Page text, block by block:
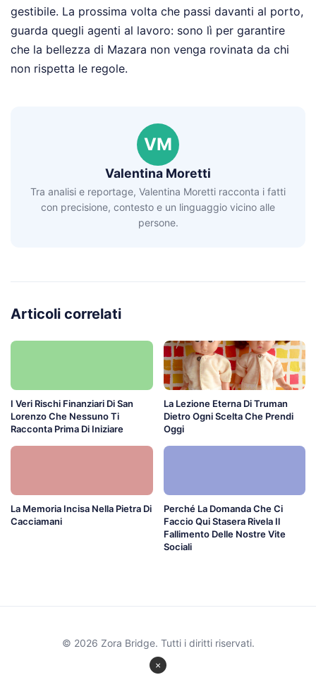
gestibile. La prossima volta che passi davanti al porto,
guarda quegli agenti al lavoro: sono lì per garantire
che la bellezza di Mazara non venga rovinata da chi
non rispetta le regole.
VM
Valentina Moretti
Tra analisi e reportage, Valentina Moretti racconta i fatti
con precisione, contesto e un linguaggio vicino alle
persone.
Articoli correlati
I Veri Rischi Finanziari Di San
Lorenzo Che Nessuno Ti
Racconta Prima Di Iniziare
La Lezione Eterna Di Truman
Dietro Ogni Scelta Che Prendi
Oggi
La Memoria Incisa Nella Pietra Di
Cacciamani
Perché La Domanda Che Ci
Faccio Qui Stasera Rivela Il
Fallimento Delle Nostre Vite
Sociali
×
© 2026 Zora Bridge. Tutti i diritti riservati.